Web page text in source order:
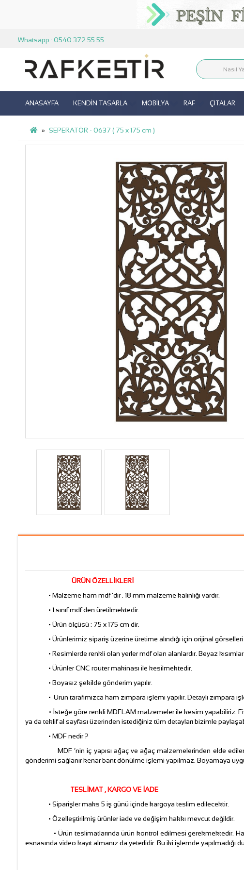
Whatsapp : 0540 372 55 55
ANASAYFA KENDİN TASARLA MOBİLYA RAF ÇITALAR
SEPERATÖR - 0637 ( 75 x 175 cm )
ÜRÜN ÖZELLİKLERİ
• Malzeme ham mdf ‘dir . 18 mm malzeme kalınlığı vardır.
• 1.sınıf mdf den üretilmektedir.
• Ürün ölçüsü : 75 x 175 cm dir.
• Ürünlerimiz sipariş üzerine üretime alındığı için orijinal görselleri
• Resimlerde renkli olan yerler mdf olan alanlardır. Beyaz kısımlar
• Ürünler CNC router makinası ile kesilmektedir.
• Boyasız şekilde gönderim yapılır.
• Ürün tarafımızca ham zımpara işlemi yapılır. Detaylı zımpara
• İsteğe göre renkli MDFLAM malzemeler ile kesim yapabiliriz.
ya da teklif al sayfası üzerinden istediğiniz tüm detayları bizimle
• MDF nedir ?
MDF ‘nin iç yapısı ağaç ve ağaç malzemelerinden elde
gönderimi sağlanır kenar bant dönülme işlemi yapılmaz. Boyamaya
TESLİMAT , KARGO VE İADE
• Siparişler maks 5 iş günü içinde kargoya teslim edilecektir.
• Özelleştirilmiş ürünler iade ve değişim hakkı mevcut değildir.
• Ürün teslimatlarında ürün kontrol edilmesi gerekmektedir.
esnasında video kayıt almanız da yeterlidir. Bu iki işlemde